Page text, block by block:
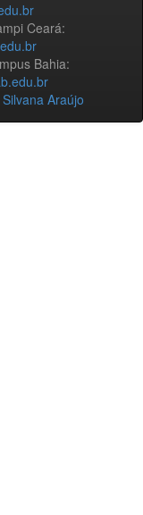
Ceará:
Bahia:
Silvana Araújo